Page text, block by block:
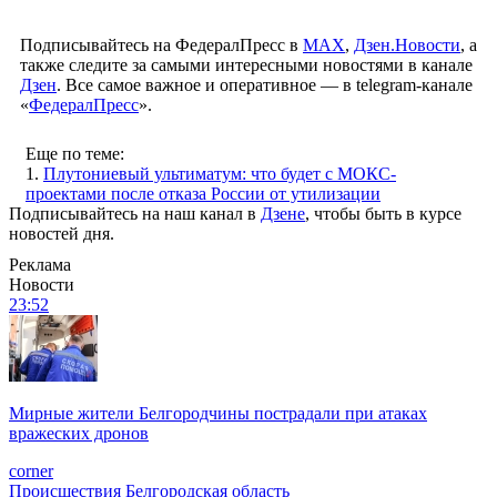
Подписывайтесь на ФедералПресс в МАХ, Дзен.Новости, а
также следите за самыми интересными новостями в канале
Дзен. Все самое важное и оперативное — в telegram-канале
«ФедералПресс».
Еще по теме:
1. Плутониевый ультиматум: что будет с МОКС-
проектами после отказа России от утилизации
Подписывайтесь на наш канал в Дзене, чтобы быть в курсе
новостей дня.
Реклама
Новости
23:52
Мирные жители Белгородчины пострадали при атаках
вражеских дронов
corner
Происшествия Белгородская область